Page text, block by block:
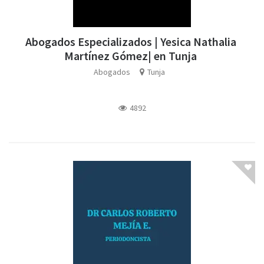
Abogados Especializados | Yesica Nathalia
Martínez Gómez| en Tunja
Abogados Tunja
4892